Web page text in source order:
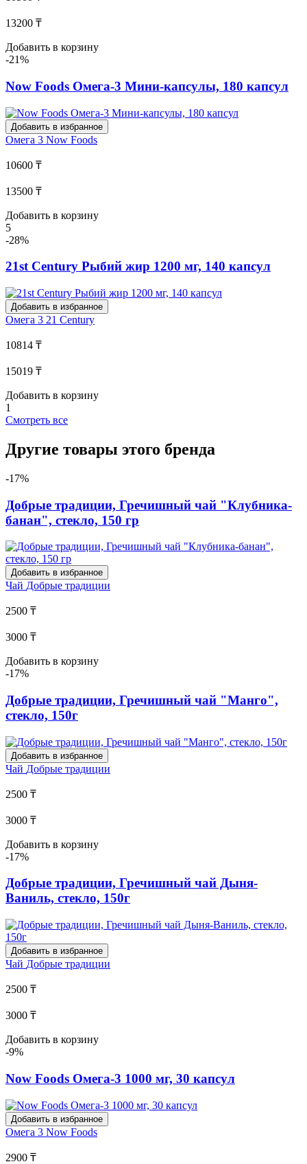
13200 ₸
Добавить в корзину
-21%
Now Foods Омега-3 Мини-капсулы, 180 капсул
Добавить в избранное
Омега 3 Now Foods
10600 ₸
13500 ₸
Добавить в корзину
5
-28%
21st Century Рыбий жир 1200 мг, 140 капсул
Добавить в избранное
Омега 3 21 Century
10814 ₸
15019 ₸
Добавить в корзину
1
Смотреть все
Другие товары этого бренда
-17%
Добрые традиции, Гречишный чай "Клубника-
банан", стекло, 150 гр
Добавить в избранное
Чай Добрые традиции
2500 ₸
3000 ₸
Добавить в корзину
-17%
Добрые традиции, Гречишный чай "Манго",
стекло, 150г
Добавить в избранное
Чай Добрые традиции
2500 ₸
3000 ₸
Добавить в корзину
-17%
Добрые традиции, Гречишный чай Дыня-
Ваниль, стекло, 150г
Добавить в избранное
Чай Добрые традиции
2500 ₸
3000 ₸
Добавить в корзину
-9%
Now Foods Омега-3 1000 мг, 30 капсул
Добавить в избранное
Омега 3 Now Foods
2900 ₸